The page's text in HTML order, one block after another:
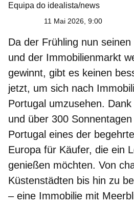
Equipa do idealista/news
11 Mai 2026, 9:00
Da der Frühling nun
und der Immobilienmarkt
gewinnt, gibt es keinen
jetzt, um sich nach
Portugal umzusehen.
und über 300
Portugal eines der
Europa für Käufer, die ein
genießen möchten. Von
Küstenstädten bis hin zu
– eine Immobilie mit